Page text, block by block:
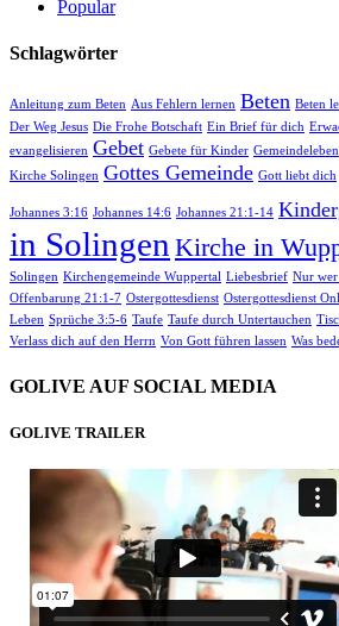
Popular
Schlagwörter
Anleitung zum Beten Aus Fehlern lernen Beten Beten
Der Weg Jesus Die Frohe Botschaft Ein Brief für dich
evangelisieren Gebet Gebete für Kinder Gemeindeleben
Kirche Solingen Gottes Gemeinde Gott liebt dich
Johannes 3:16 Johannes 14:6 Johannes 21:1-14
in Solingen Kirche in
Solingen Kirchengemeinde Wuppertal Liebesbrief Nur wer
Offenbarung 21:1-7 Ostergottesdienst Ostergottesdienst
Leben Sprüche 3:5-6 Taufe Taufe durch Untertauchen
Verlass dich auf den Herrn Von Gott führen lassen Was
GOLIVE AUF SOCIAL MEDIA
GOLIVE TRAILER